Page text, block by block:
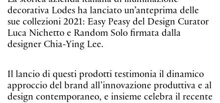
decorativa Lodes ha lanciato un’anteprima delle
sue collezioni 2021: Easy Peasy del Design Curator
Luca Nichetto e Random Solo firmata dalla
designer Chia-Ying Lee.
Il lancio di questi prodotti testimonia il dinamico
approccio del brand all’innovazione produttiva e al
design contemporaneo, e insieme celebra il recente